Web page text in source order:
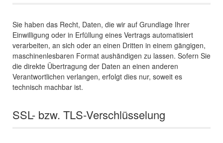
Sie haben das Recht, Daten, die wir auf Grundlage Ihrer
Einwilligung oder in Erfüllung eines Vertrags automatisiert
verarbeiten, an sich oder an einen Dritten in einem gängigen,
maschinenlesbaren Format aushändigen zu lassen. Sofern Sie
die direkte Übertragung der Daten an einen anderen
Verantwortlichen verlangen, erfolgt dies nur, soweit es
technisch machbar ist.
SSL- bzw. TLS-Verschlüsselung